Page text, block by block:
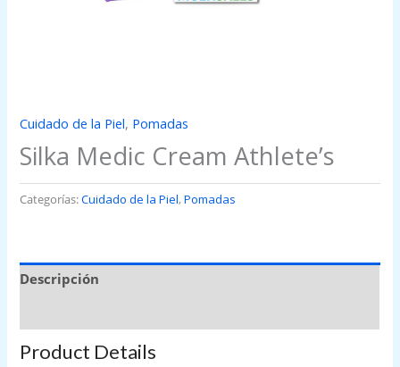
Cuidado de la Piel, Pomadas
Silka Medic Cream Athlete’s
Categorías:Cuidado de la Piel,Pomadas
Descripción
Product Details